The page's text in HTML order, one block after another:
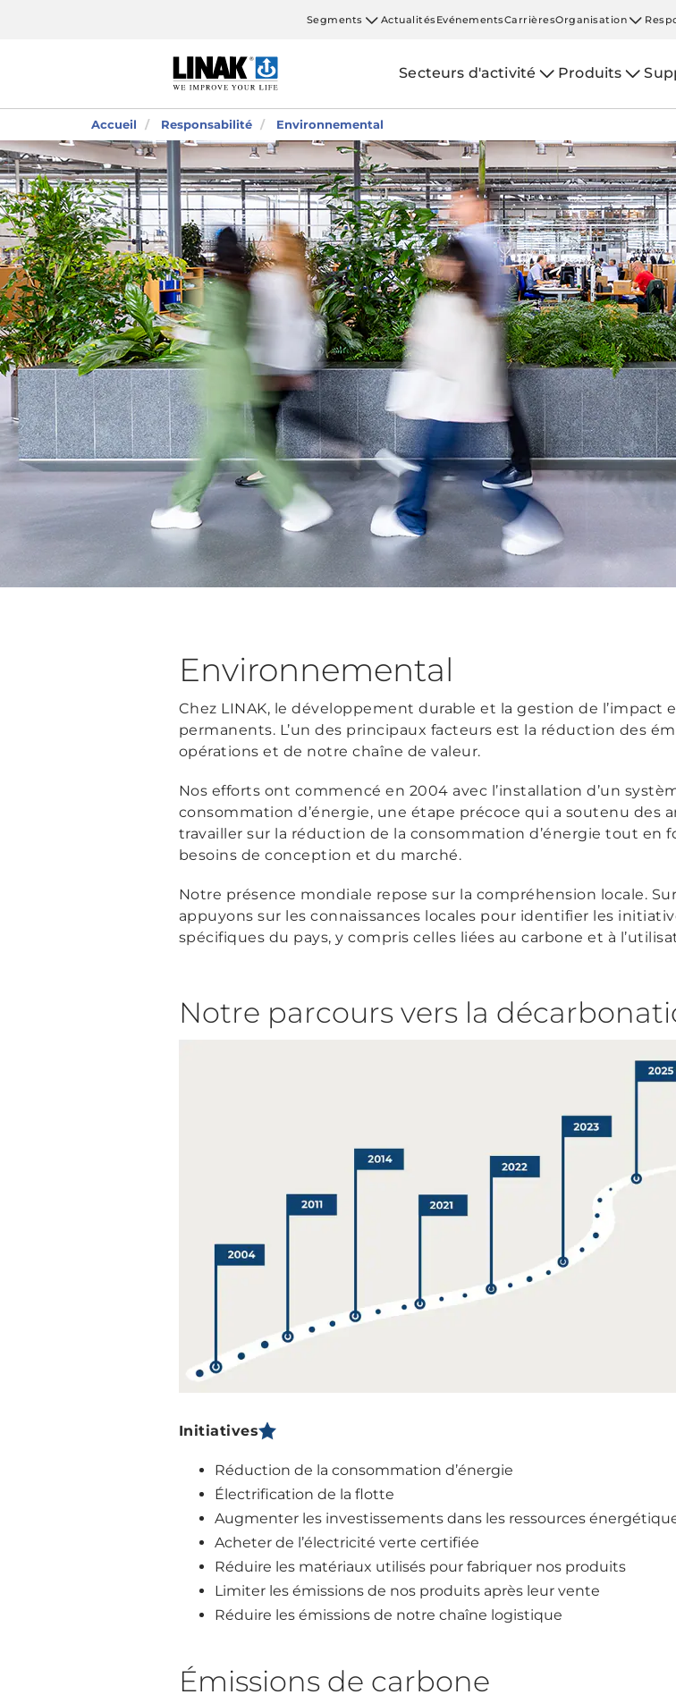
Segments ActualitésEvénementsCarrièresOrganisation
Secteurs d'activité Produits
Accueil Responsabilité Environnemental
Environnemental
Chez LINAK, le développement durable et la gestion de
permanents. L’un des principaux facteurs est la réduction des
opérations et de notre chaîne de valeur.
Nos efforts ont commencé en 2004 avec l’installation d’un
consommation d’énergie, une étape précoce qui a soutenu des
travailler sur la réduction de la consommation d’énergie tout en
besoins de conception et du marché.
Notre présence mondiale repose sur la compréhension locale.
appuyons sur les connaissances locales pour identifier les
spécifiques du pays, y compris celles liées au carbone et à
Notre parcours vers la
Initiatives
Réduction de la consommation d’énergie
Électrification de la flotte
Augmenter les investissements dans les ressources
Acheter de l’électricité verte certifiée
Réduire les matériaux utilisés pour fabriquer nos produits
Limiter les émissions de nos produits après leur vente
Réduire les émissions de notre chaîne logistique
Émissions de carbone